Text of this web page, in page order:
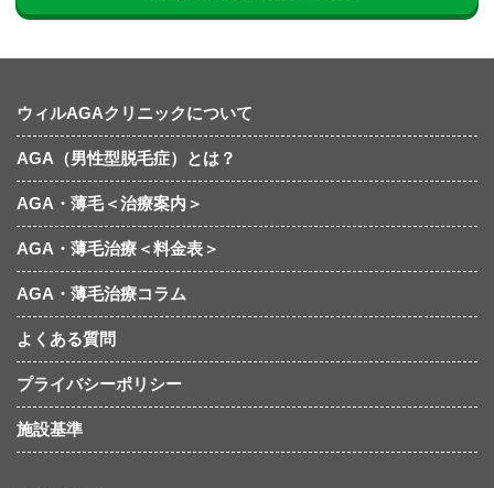
ウィルAGAクリニックについて
AGA（男性型脱毛症）とは？
AGA・薄毛＜治療案内＞
AGA・薄毛治療＜料金表＞
AGA・薄毛治療コラム
よくある質問
プライバシーポリシー
施設基準